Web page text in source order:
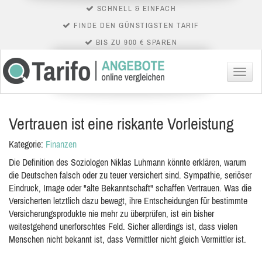
SCHNELL & EINFACH
FINDE DEN GÜNSTIGSTEN TARIF
BIS ZU 900 € SPAREN
Menü
Vertrauen ist eine riskante Vorleistung
Kategorie: Finanzen
Die Definition des Soziologen Niklas Luhmann könnte erklären, warum
die Deutschen falsch oder zu teuer versichert sind. Sympathie, seriöser
Eindruck, Image oder "alte Bekanntschaft" schaffen Vertrauen. Was die
Versicherten letztlich dazu bewegt, ihre Entscheidungen für bestimmte
Versicherungsprodukte nie mehr zu überprüfen, ist ein bisher
weitestgehend unerforschtes Feld. Sicher allerdings ist, dass vielen
Menschen nicht bekannt ist, dass Vermittler nicht gleich Vermittler ist.